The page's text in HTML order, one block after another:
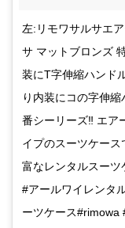
左:リモワサルサエ
サ マットブロンズ
装にT字伸縮ハンド
り内装にコの字伸
番シーリーズ‼︎ エア
イプのスーツケー
富なレンタルスー
#アールワイレンタ
ーツケース#rimowa